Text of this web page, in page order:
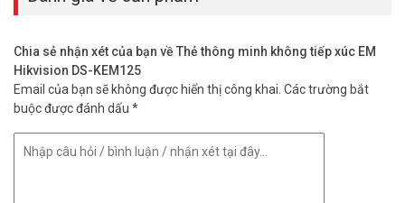
Chia sẻ nhận xét của bạn về Thẻ thông minh không tiếp xúc EM
Hikvision DS-KEM125
Email của bạn sẽ không được hiển thị công khai. Các trường bắt
buộc được đánh dấu *